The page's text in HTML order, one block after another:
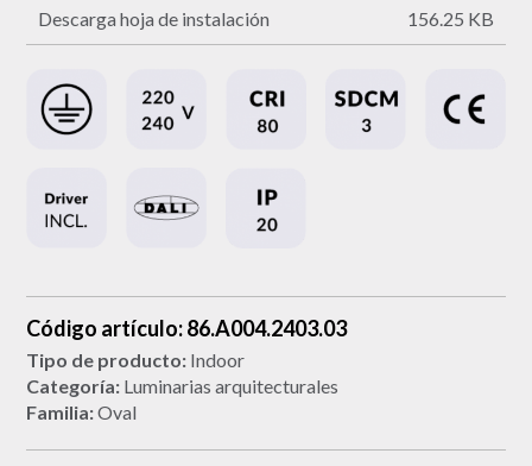
Descarga hoja de instalación 156.25 KB
Código artículo: 86.A004.2403.03
Tipo de producto: Indoor
Categoría: Luminarias arquitecturales
Familia:Oval